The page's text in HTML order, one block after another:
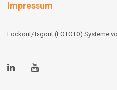
Impressum
Lockout/Tagout (LOTOTO) Systeme